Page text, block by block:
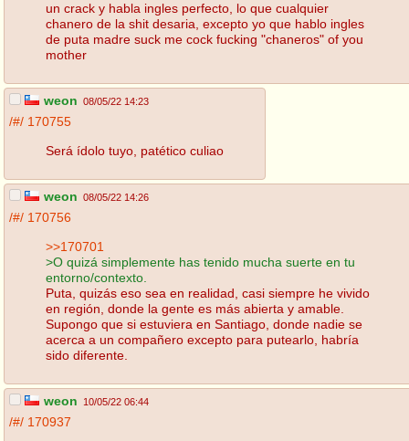
un crack y habla ingles perfecto, lo que cualquier
chanero de la shit desaria, excepto yo que hablo ingles
de puta madre suck me cock fucking "chaneros" of you
mother
weon 08/05/22 14:23
/#/ 170755
Será ídolo tuyo, patético culiao
weon 08/05/22 14:26
/#/ 170756
>>170701
>O quizá simplemente has tenido mucha suerte en tu
entorno/contexto.
Puta, quizás eso sea en realidad, casi siempre he vivido
en región, donde la gente es más abierta y amable.
Supongo que si estuviera en Santiago, donde nadie se
acerca a un compañero excepto para putearlo, habría
sido diferente.
weon 10/05/22 06:44
/#/ 170937